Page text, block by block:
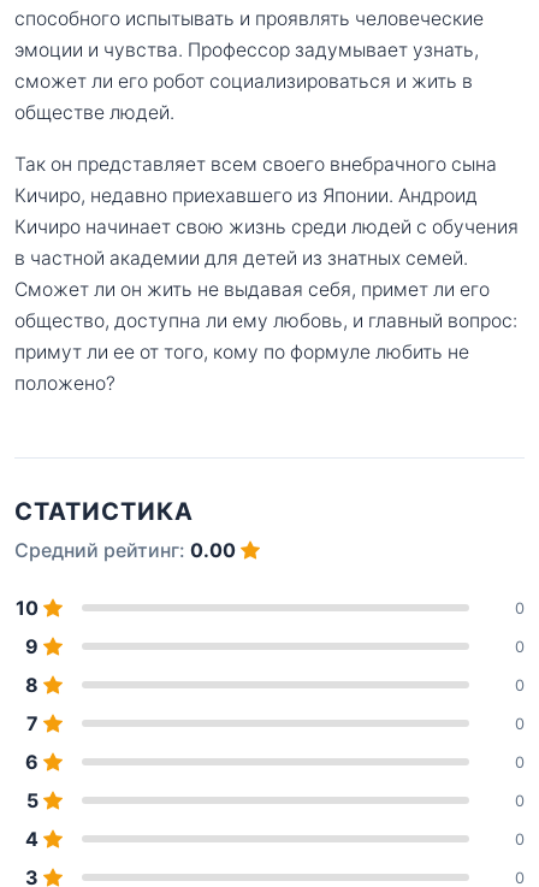
способного испытывать и проявлять человеческие
эмоции и чувства. Профессор задумывает узнать,
сможет ли его робот социализироваться и жить в
обществе людей.
Так он представляет всем своего внебрачного сына
Кичиро, недавно приехавшего из Японии. Андроид
Кичиро начинает свою жизнь среди людей с обучения
в частной академии для детей из знатных семей.
Сможет ли он жить не выдавая себя, примет ли его
общество, доступна ли ему любовь, и главный вопрос:
примут ли ее от того, кому по формуле любить не
положено?
СТАТИСТИКА
Средний рейтинг: 0.00
10 0
9 0
8 0
7 0
6 0
5 0
4 0
3 0